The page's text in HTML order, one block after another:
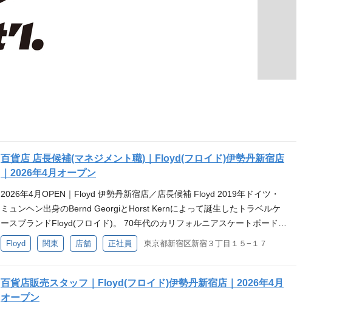
百貨店 店長候補(マネジメント職)｜Floyd(フロイド)伊勢丹新宿店
｜2026年4月オープン
2026年4月OPEN｜Floyd 伊勢丹新宿店／店長候補 Floyd 2019年ドイツ・
ミュンヘン出身のBernd GeorgiとHorst Kernによって誕生したトラベルケ
ースブランドFloyd(フロイド)。 70年代のカリフォルニアスケートボードカ
ルチャーの精神を現代に伝えながら、個性と革新性を体現しています。ユ
ニークで特徴的な外観は、ファッション感度の高いビジネスパーソンや世
界中を飛び回る旅行者らを魅了し、急速にファンを拡大しています。 日本
では唯一の正規販売代理店としてビーズインターナショナルが2024年より
取扱いを開始。 仕事内容 2026年4月OPENの新店舗にて、新規オープン店
Floyd 関東 店舗 正社員 東京都新宿区新宿３丁目１５−１７
百貨店販売スタッフ｜Floyd(フロイド)伊勢丹新宿店｜2026年4月
オープン